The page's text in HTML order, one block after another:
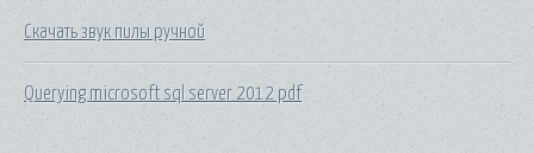
Скачать звук пилы ручной
Querying microsoft sql server 2012 pdf